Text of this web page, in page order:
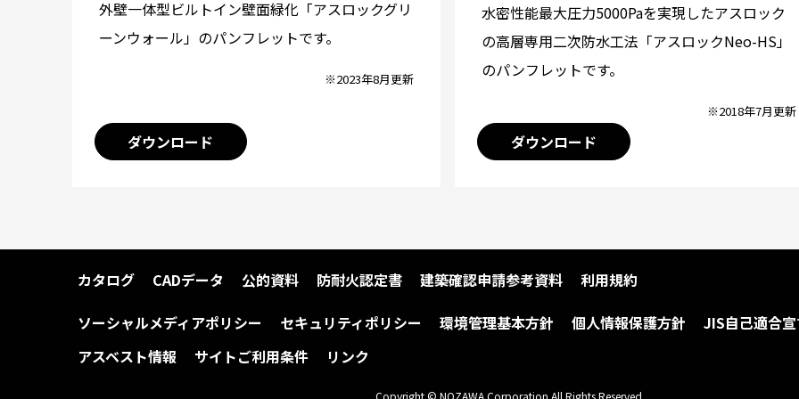
外壁一体型ビルトイン壁面緑化「アスロックグリ
ーンウォール」のパンフレットです。
※2023年8月更新
ダウンロード
水密性能最大圧力5000Paを実現したアスロック
の高層専用二次防水工法「アスロックNeo-HS」
のパンフレットです。
※2018年7月更新
ダウンロード
カタログ CADデータ 公的資料 防耐火認定書 建築確認申請参考資料
利用規約
ソーシャルメディアポリシー
セキュリティポリシー 環境管理基本方針 個人情報保護方針
JIS自己適合
アスベスト情報
サイトご利用条件 リンク
Copyright © NOZAWA Corporation All Rights Reserved.